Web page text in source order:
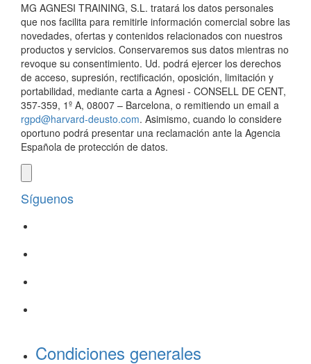
MG AGNESI TRAINING, S.L. tratará los datos personales
que nos facilita para remitirle información comercial sobre las
novedades, ofertas y contenidos relacionados con nuestros
productos y servicios. Conservaremos sus datos mientras no
revoque su consentimiento. Ud. podrá ejercer los derechos
de acceso, supresión, rectificación, oposición, limitación y
portabilidad, mediante carta a Agnesi - CONSELL DE CENT,
357-359, 1º A, 08007 – Barcelona, o remitiendo un email a
rgpd@harvard-deusto.com. Asimismo, cuando lo considere
oportuno podrá presentar una reclamación ante la Agencia
Española de protección de datos.
Síguenos
Condiciones generales